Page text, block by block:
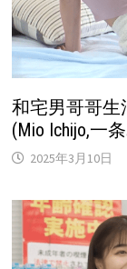
和宅男哥哥生
(Mio Ichijo,一
2025年3月10日